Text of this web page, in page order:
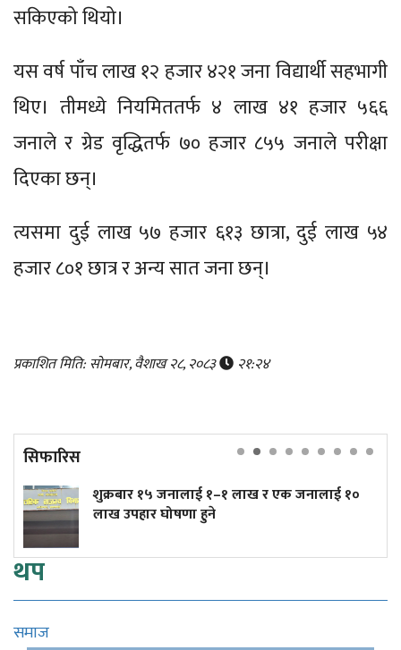
सकिएको थियो।
यस वर्ष पाँच लाख १२ हजार ४२१ जना विद्यार्थी सहभागी
थिए। तीमध्ये नियमिततर्फ ४ लाख ४१ हजार ५६६
जनाले र ग्रेड वृद्धितर्फ ७० हजार ८५५ जनाले परीक्षा
दिएका छन्।
त्यसमा दुई लाख ५७ हजार ६१३ छात्रा, दुई लाख ५४
हजार ८०१ छात्र र अन्य सात जना छन्।
प्रकाशित मिति: सोमबार, वैशाख २८, २०८३ २१:२४
सिफारिस
१–१ लाख र एक जनालाई १०
हुने
त्रिपुरेश्वरमा
थप
समाज